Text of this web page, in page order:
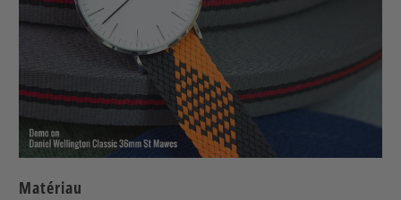
Matériau